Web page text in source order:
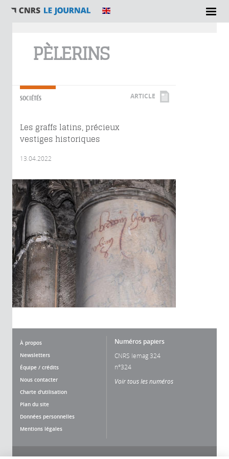
PÈLERINS
SOCIÉTÉS ARTICLE
Les graffs latins, précieux
vestiges historiques
13.04.2022
À propos
Newsletters
Équipe / crédits
Nous contacter
Charte d'utilisation
Plan du site
Données personnelles
Mentions légales
Numéros papiers
CNRS lemag 324
n°324
Voir tous les numéros